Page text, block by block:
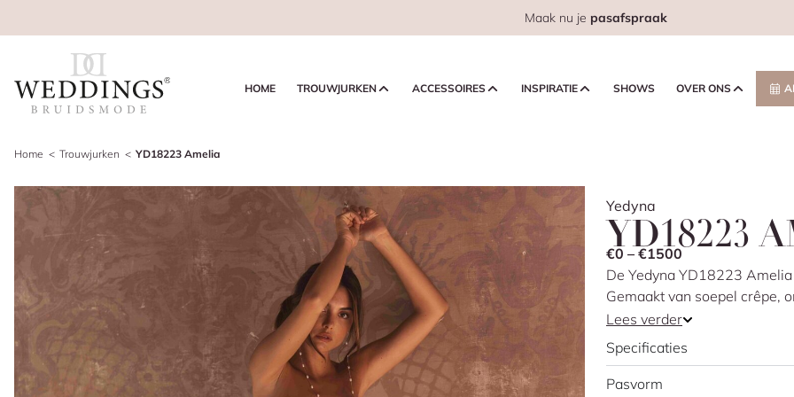
Maak nu je pasafspraak
HOME TROUWJURKEN ACCESSOIRES INSPIRATIE SHOWS OVER ONS
Home Trouwjurken YD18223 Amelia
Yedyna
YD18223
€0 – €1500
De Yedyna YD18223
Gemaakt van soepel crêpe,
manier. De delicate kanten
accent toe, terwijl de
gedrapeerde lijfje zorgt
een moderne, verleidelijke
Lees verder
Specificaties
Pasvorm